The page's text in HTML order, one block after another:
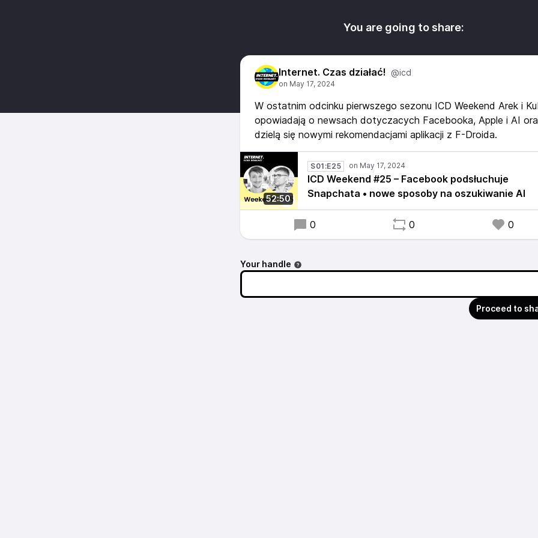
You are going to share:
Internet. Czas działać! @icd
W ostatnim odcinku pierwszego sezonu ICD Weekend Arek i
opowiadają o newsach dotyczacych Facebooka, Apple i AI
dzielą się nowymi rekomendacjami aplikacji z F-Droida.
52:50
S01:E25
ICD Weekend #25 – Facebook podsłuchuje
Snapchata • nowe sposoby na oszukiwanie AI
0 0 0
Your handle
Proceed to